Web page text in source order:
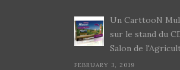
Un CarttooN
sur le stand du
Salon de
FEBRUARY 3, 2019